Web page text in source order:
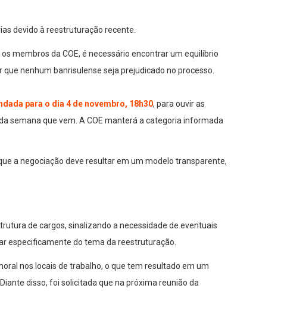
devido à reestruturação recente.
membros da COE, é necessário encontrar um equilíbrio
nenhum banrisulense seja prejudicado no processo.
para o dia 4 de novembro, 18h30, para ouvir as
semana que vem. A COE manterá a categoria informada
a negociação deve resultar em um modelo transparente,
de cargos, sinalizando a necessidade de eventuais
especificamente do tema da reestruturação.
nos locais de trabalho, o que tem resultado em um
disso, foi solicitada que na próxima reunião da